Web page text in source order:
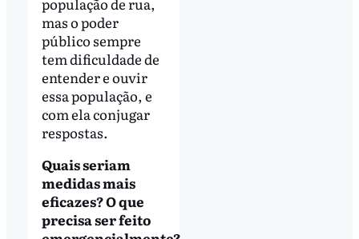
mas o poder
público sempre
tem dificuldade de
entender e ouvir
essa população, e
com ela conjugar
respostas.
Quais seriam
medidas mais
eficazes? O que
precisa ser feito